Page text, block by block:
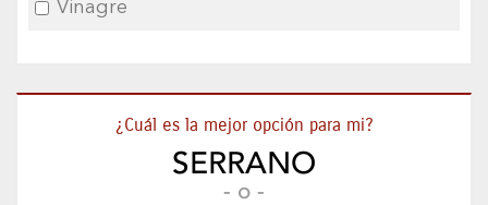
Vinagre
¿Cuál es la mejor opción para mi?
SERRANO
- o -